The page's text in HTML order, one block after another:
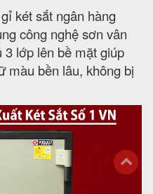
két sắt ngân hàng
công nghệ sơn vân
3 lớp lên bề mặt giúp
màu bền lâu, không bị